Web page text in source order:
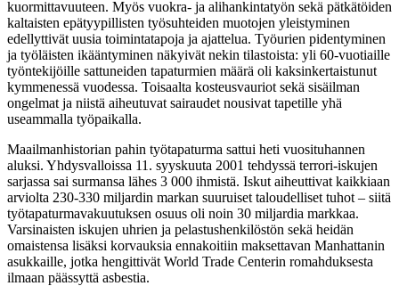
kuormittavuuteen. Myös vuokra- ja alihankintatyön sekä pätkätöiden
kaltaisten epätyypillisten työsuhteiden muotojen yleistyminen
edellyttivät uusia toimintatapoja ja ajattelua. Työurien pidentyminen
ja työläisten ikääntyminen näkyivät nekin tilastoista: yli 60-vuotiaille
työntekijöille sattuneiden tapaturmien määrä oli kaksinkertaistunut
kymmenessä vuodessa. Toisaalta kosteusvauriot sekä sisäilman
ongelmat ja niistä aiheutuvat sairaudet nousivat tapetille yhä
useammalla työpaikalla.
Maailmanhistorian pahin työtapaturma sattui heti vuosituhannen
aluksi. Yhdysvalloissa 11. syyskuuta 2001 tehdyssä terrori-iskujen
sarjassa sai surmansa lähes 3 000 ihmistä. Iskut aiheuttivat kaikkiaan
arviolta 230-330 miljardin markan suuruiset taloudelliset tuhot – siitä
työtapaturmavakuutuksen osuus oli noin 30 miljardia markkaa.
Varsinaisten iskujen uhrien ja pelastushenkilöstön sekä heidän
omaistensa lisäksi korvauksia ennakoitiin maksettavan Manhattanin
asukkaille, jotka hengittivät World Trade Centerin romahduksesta
ilmaan päässyttä asbestia.